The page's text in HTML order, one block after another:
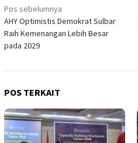
Navigasi
pos
Pos sebelumnya
AHY Optimistis Demokrat Sulbar
Raih Kemenangan Lebih Besar
pada 2029
POS TERKAIT